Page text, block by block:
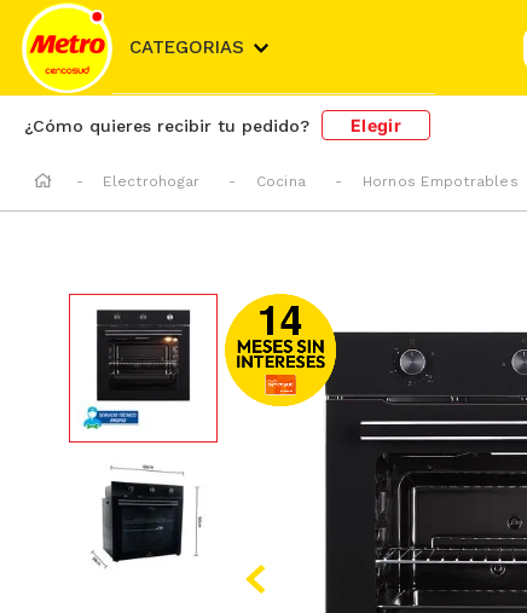
CATEGORIAS
¿Cómo quieres recibir tu pedido? Elegir
Electrohogar Cocina Hornos Empotrables